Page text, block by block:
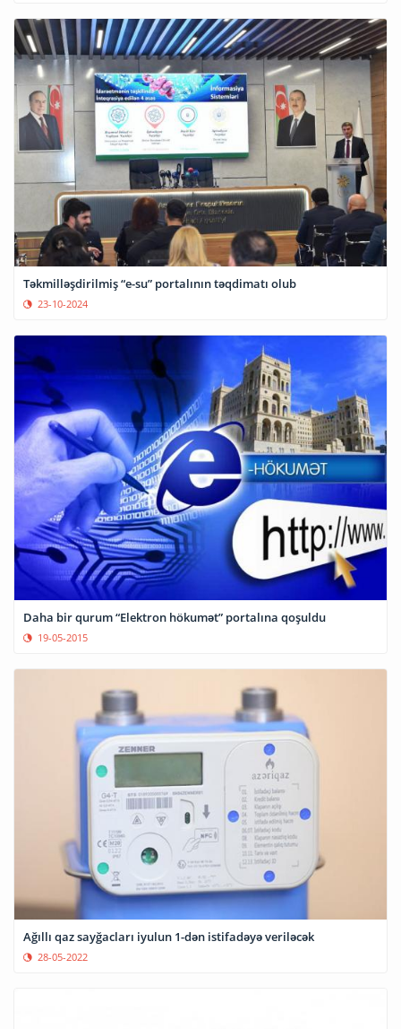
Təkmilləşdirilmiş “e-su” portalının təqdimatı olub
23-10-2024
Daha bir qurum “Elektron hökumət” portalına qoşuldu
19-05-2015
Ağıllı qaz sayğacları iyulun 1-dən istifadəyə veriləcək
28-05-2022